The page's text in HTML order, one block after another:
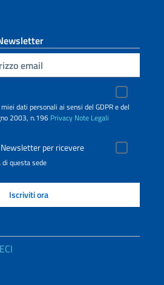
dati personali ai sensi del GDPR e del
2003, n.196 Privacy Note Legali
per ricevere
questa sede